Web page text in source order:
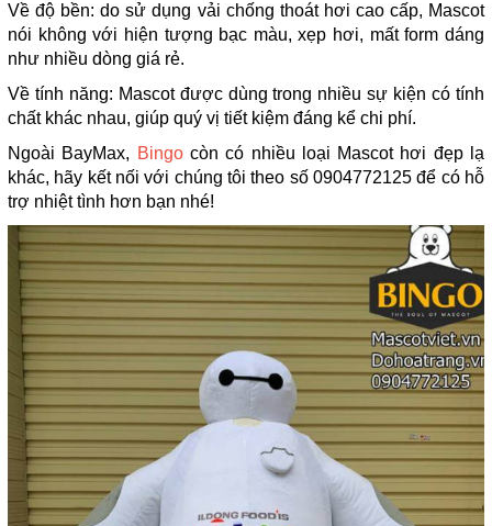
Về độ bền: do sử dụng vải chống thoát hơi cao cấp, Mascot
nói không với hiện tượng bạc màu, xẹp hơi, mất form dáng
như nhiều dòng giá rẻ.
Về tính năng: Mascot được dùng trong nhiều sự kiện có tính
chất khác nhau, giúp quý vị tiết kiệm đáng kể chi phí.
Ngoài BayMax, Bingocòn có nhiều loại Mascot hơi đẹp lạ
khác, hãy kết nối với chúng tôi theo số 0904772125 để có hỗ
trợ nhiệt tình hơn bạn nhé!